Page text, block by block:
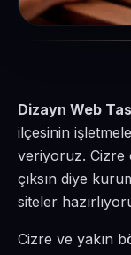
Dizayn Web
ilçesinin
veriyoruz. Cizre
çıksın diye
siteler
Cizre ve yakın